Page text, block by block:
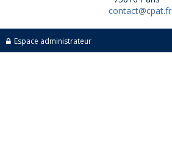
contact@cpat.fr
Espace administrateur